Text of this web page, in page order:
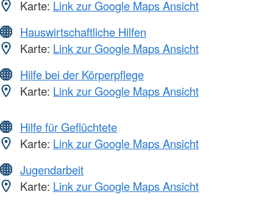
Karte: Link zur Google Maps Ansicht
Hauswirtschaftliche Hilfen
Karte: Link zur Google Maps Ansicht
Hilfe bei der Körperpflege
Karte: Link zur Google Maps Ansicht
Hilfe für Geflüchtete
Karte: Link zur Google Maps Ansicht
Jugendarbeit
Karte: Link zur Google Maps Ansicht